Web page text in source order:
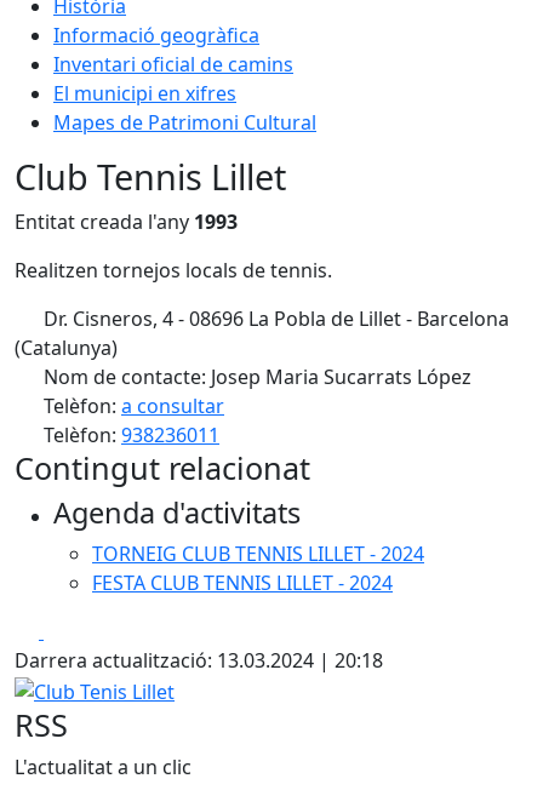
Història
Informació geogràfica
Inventari oficial de camins
El municipi en xifres
Mapes de Patrimoni Cultural
Club Tennis Lillet
Entitat creada l'any 1993
Realitzen tornejos locals de tennis.
Dr. Cisneros, 4 - 08696 La Pobla de Lillet - Barcelona
(Catalunya)
Nom de contacte: Josep Maria Sucarrats López
Telèfon: a consultar
Telèfon: 938236011
Contingut relacionat
Agenda d'activitats
TORNEIG CLUB TENNIS LILLET - 2024
FESTA CLUB TENNIS LILLET - 2024
Darrera actualització: 13.03.2024 | 20:18
Club Tenis Lillet
RSS
L'actualitat a un clic